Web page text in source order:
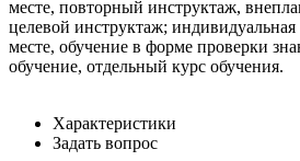
месте, повторный инструктаж,
целевой инструктаж;
месте, обучение в форме проверки
обучение, отдельный курс обучения.
Характеристики
Задать вопрос